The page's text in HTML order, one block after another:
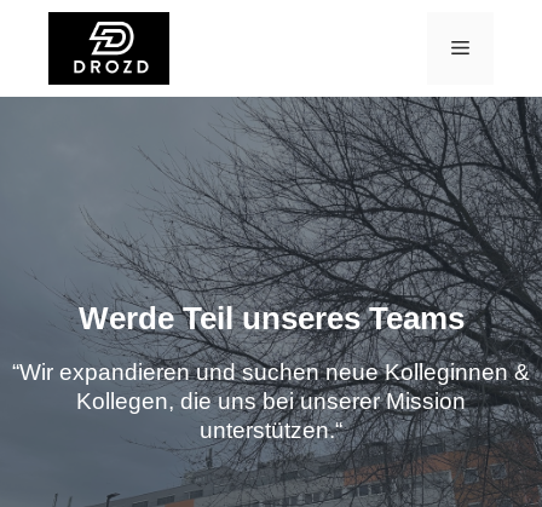
Werde Teil unseres Teams
“Wir expandieren und suchen neue Kolleginnen &
Kollegen, die uns bei unserer Mission
unterstützen.“